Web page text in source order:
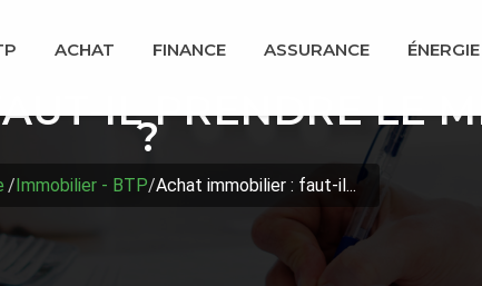
ACHAT FINANCE ASSURANCE ÉNERGIE
IL PRENDRE LE
?
/Immobilier - BTP/Achat immobilier : faut-il...